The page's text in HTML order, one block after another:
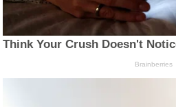
Think Your Crush Doesn't
Brainberries